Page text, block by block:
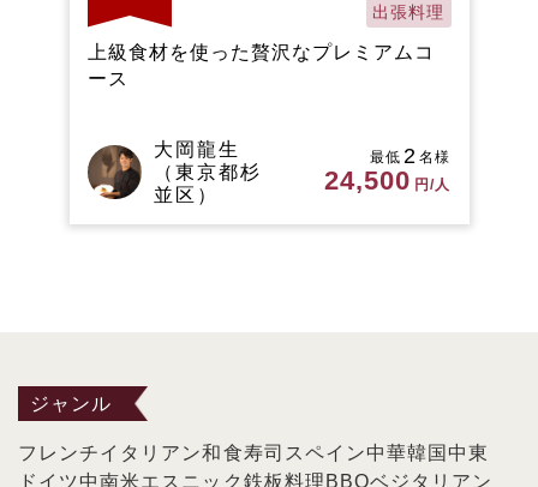
出張料理
上級食材を使った贅沢なプレミアムコ
ース
大岡龍生
（東京都杉
並区）
最低 2 名様
24,500 円/人
ジャンル
フレンチイタリアン和食寿司 スペイン中華韓国 中東
ドイツ中南米エスニック 鉄板料理 BBQベジタリアン